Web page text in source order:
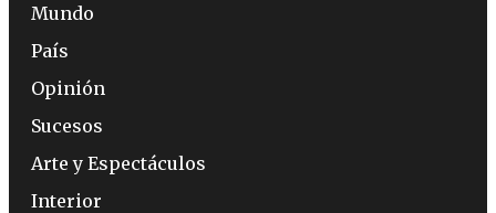
Mundo
País
Opinión
Sucesos
Arte y Espectáculos
Interior